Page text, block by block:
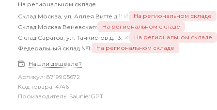
На региональном складе
Склад Москва, ул. Аллея Витте д.1:
На региональном складе
Склад Москва Веневская:
На региональном складе
Склад Саратов, ул. Танкистов д. 13:
На региональном складе
Федеральный склад №1:
На региональном складе
Нашли дешевле?
Артикул: 8719905672
Код товара: 4746
Производитель: SaunierGPT